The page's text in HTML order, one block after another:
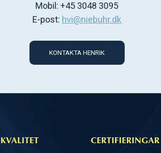
Mobil: +45 3048 3095
E-post: hvi@niebuhr.dk
KONTAKTA HENRIK
KVALITET CERTIFIERINGAR